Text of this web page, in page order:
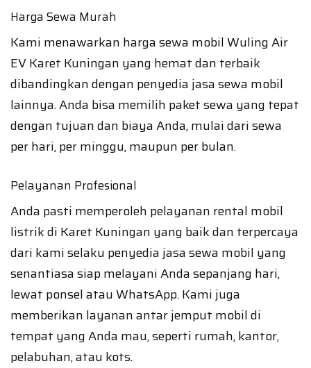
Harga Sewa Murah
Kami menawarkan harga sewa mobil Wuling Air
EV Karet Kuningan yang hemat dan terbaik
dibandingkan dengan penyedia jasa sewa mobil
lainnya. Anda bisa memilih paket sewa yang tepat
dengan tujuan dan biaya Anda, mulai dari sewa
per hari, per minggu, maupun per bulan.
Pelayanan Profesional
Anda pasti memperoleh pelayanan rental mobil
listrik di Karet Kuningan yang baik dan terpercaya
dari kami selaku penyedia jasa sewa mobil yang
senantiasa siap melayani Anda sepanjang hari,
lewat ponsel atau WhatsApp. Kami juga
memberikan layanan antar jemput mobil di
tempat yang Anda mau, seperti rumah, kantor,
pelabuhan, atau kots.